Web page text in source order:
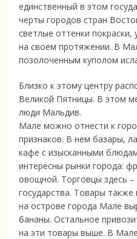
единственный в этом
черты городов стран
светлые оттенки
на своем протяжении. В
позолоченным куполом
Близко к этому центру
Великой Пятницы. В этом
люди Мальдив.
Мале можно отнести к
признаков. В нем базары,
кафе с изысканными
интересны рынки города:
овощной. Торговцы здесь
государства. Товары
на острове города Мале
бананы. Остальное
на эти товары выше. В